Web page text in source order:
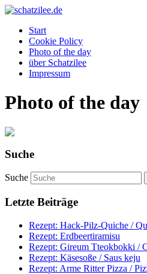
Start
Cookie Policy
Photo of the day
über Schatzilee
Impressum
Photo of the day
Suche
Suche
Letzte Beiträge
Rezept: Hack-Pilz-Quiche /
Rezept: Erdbeertiramisu
Rezept: Gireum Tteokbokki /
Rezept: Käsesoße / Saus keju
Rezept: Arme Ritter Pizza /